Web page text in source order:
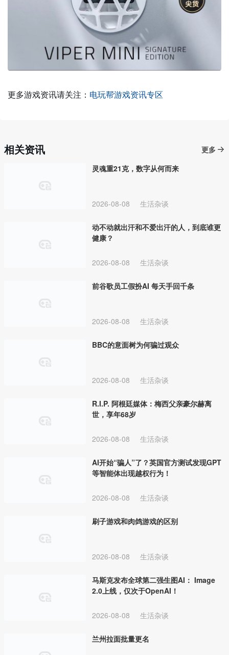
更多游戏资讯请关注： 电玩帮游戏资讯专区
相关资讯
更多
灵魂重21克，数字从何而来
2026-08-08 生活杂谈
动不动就出汗和不爱出汗的人，到底谁更
健康？
2026-08-08 生活杂谈
前谷歌员工假扮AI 每天手回千条
2026-08-08 生活杂谈
BBC的意面树为何骗过观众
2026-08-08 生活杂谈
R.I.P. 阿根廷媒体：梅西父亲豪尔赫离
世，享年68岁
2026-08-08 生活杂谈
AI开始“骗人”了？英国官方测试发现GPT
等智能体出现越权行为！
2026-08-08 生活杂谈
刷子游戏和肉鸽游戏的区别
2026-08-08 生活杂谈
马斯克发布全球第二强生图AI： Image
2.0上线，仅次于OpenAI！
2026-08-08 生活杂谈
兰州拉面批量更名